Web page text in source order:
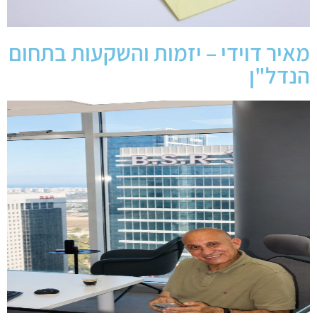
מאיר דוידי – יזמות והשקעות בתחום
הנדל"ן